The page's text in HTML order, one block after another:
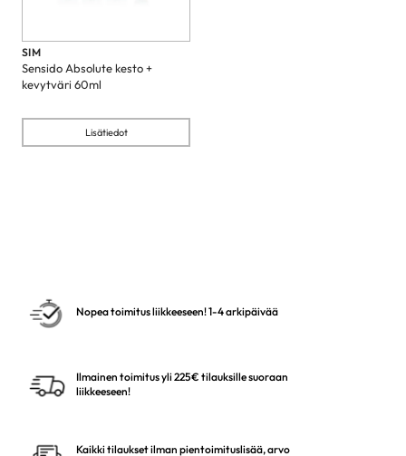
SIM
Sensido Absolute kesto +
kevytväri 60ml
Lisätiedot
Nopea toimitus liikkeeseen! 1-4 arkipäivää
Ilmainen toimitus yli 225€ tilauksille suoraan
liikkeeseen!
Kaikki tilaukset ilman pientoimituslisää, arvo